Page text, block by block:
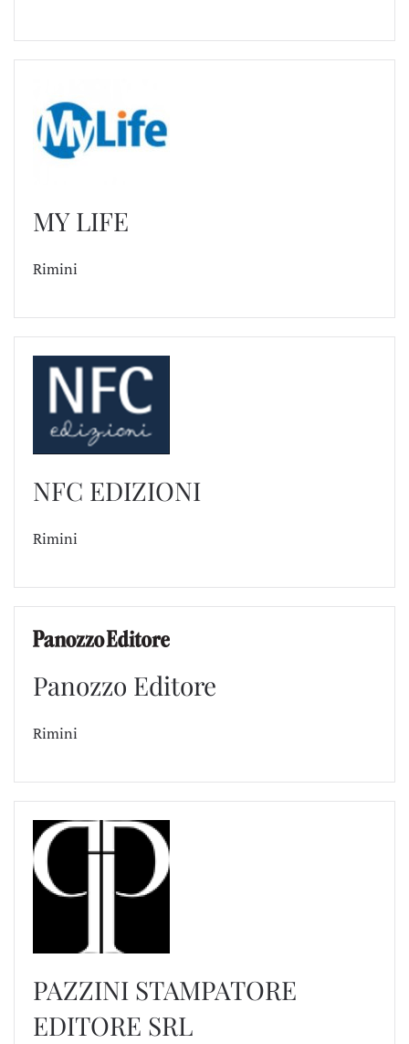
MY LIFE
Rimini
NFC EDIZIONI
Rimini
Panozzo Editore
Rimini
PAZZINI STAMPATORE
EDITORE SRL